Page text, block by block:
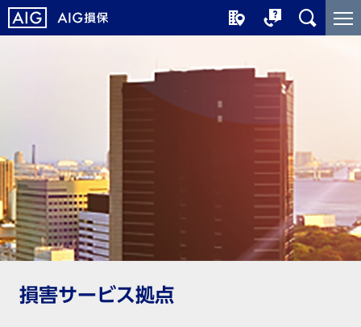
メ
イ
に
ジ
ャ
ン
プ
こ
こ
ン
テ
ン
ツ
で
損害サービス拠点